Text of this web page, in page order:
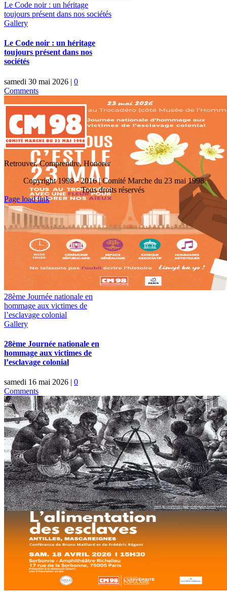
Le Code noir : un héritage
toujours présent dans nos sociétés
Gallery
Le Code noir : un héritage
toujours présent dans nos
sociétés
samedi 30 mai 2026 | 0
Comments
28ème Journée nationale en
hommage aux victimes de
l’esclavage colonial
Gallery
28ème Journée nationale en
hommage aux victimes de
l’esclavage colonial
samedi 16 mai 2026 | 0
Comments
Retrouver, Comprendre, Honorer
Copyright 1998 - 2016 | Comité Marche du 23 mai 1998
Tous droits réservés
Toggle
Sliding
Area
Page load link
Go
Top